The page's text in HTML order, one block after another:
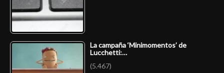
La campaña ‘Minimomentos’ de
Lucchetti:…
(5.467)